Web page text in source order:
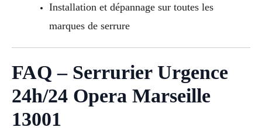
Installation et dépannage sur toutes les
marques de serrure
FAQ – Serrurier Urgence
24h/24 Opera Marseille
13001